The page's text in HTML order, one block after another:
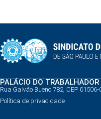
PALÁCIO DO TRABALHADOR
Rua Galvão Bueno 782, CEP
Política de privacidade